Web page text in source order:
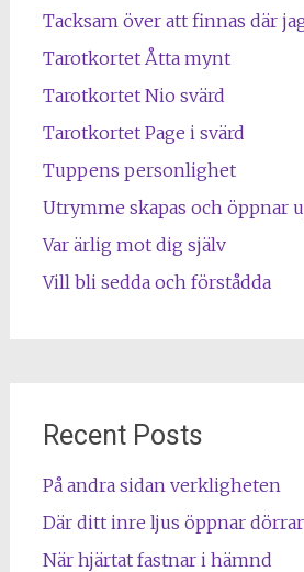
Tacksam över att finnas där
Tarotkortet Åtta mynt
Tarotkortet Nio svärd
Tarotkortet Page i svärd
Tuppens personlighet
Utrymme skapas och öppnar
Var ärlig mot dig själv
Vill bli sedda och förstådda
Recent Posts
På andra sidan verkligheten
Där ditt inre ljus öppnar
När hjärtat fastnar i hämnd